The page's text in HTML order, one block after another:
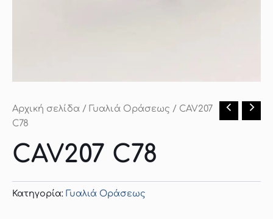
Αρχική σελίδα / Γυαλιά Οράσεως / CAV207
C78
CAV207 C78
Κατηγορία: Γυαλιά Οράσεως